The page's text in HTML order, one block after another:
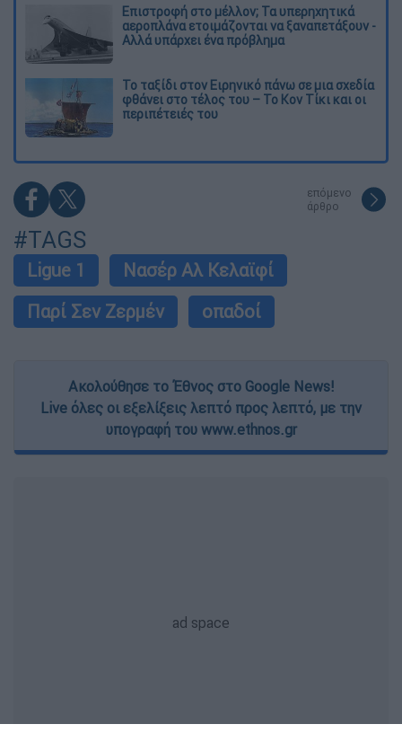
Επιστροφή στο μέλλον; Τα υπερηχητικά
αεροπλάνα ετοιμάζονται να ξαναπετάξουν -
Αλλά υπάρχει ένα πρόβλημα
Το ταξίδι στον Ειρηνικό πάνω σε μια σχεδία
φθάνει στο τέλος του – Το Κον Τίκι και οι
περιπέτειές του
επόμενο
άρθρο
#TAGS
Ligue 1
Νασέρ Αλ Κελαϊφί
Παρί Σεν Ζερμέν
οπαδοί
Ακολούθησε το Έθνος στο Google News!
Live όλες οι εξελίξεις λεπτό προς λεπτό, με την
υπογραφή του www.ethnos.gr